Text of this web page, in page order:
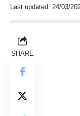
Last updated: 24/03/
SHARE